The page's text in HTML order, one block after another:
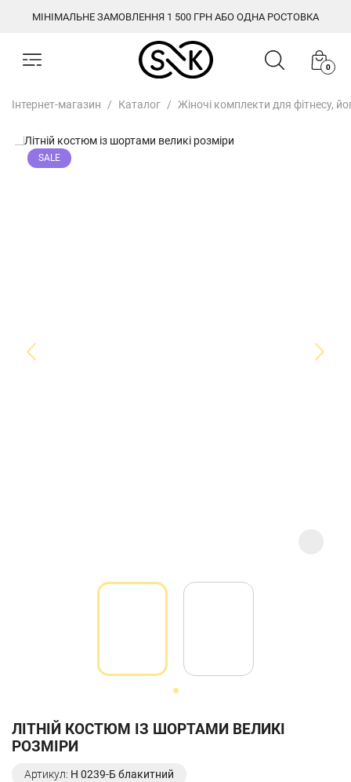
МІНІМАЛЬНЕ ЗАМОВЛЕННЯ 1 500 ГРН АБО ОДНА РОСТОВКА
0
Інтернет-магазин Каталог Жіночі комплекти для фітнесу,
SALE
ЛІТНІЙ КОСТЮМ ІЗ ШОРТАМИ ВЕЛИКІ
РОЗМІРИ
Артикул: Н 0239-Б блакитний